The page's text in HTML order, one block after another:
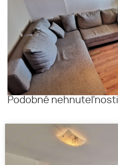
Podobné nehnuteľnosti